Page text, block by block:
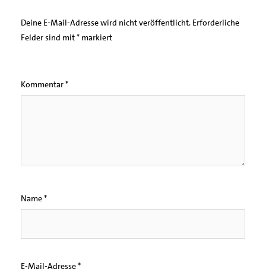
Deine E-Mail-Adresse wird nicht veröffentlicht. Erforderliche
Felder sind mit* markiert
Kommentar*
Name*
E-Mail-Adresse*